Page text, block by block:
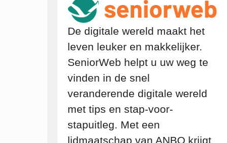
De digitale wereld maakt het
leven leuker en makkelijker.
SeniorWeb helpt u uw weg te
vinden in de snel
veranderende digitale wereld
met tips en stap-voor-
stapuitleg. Met een
lidmaatschap van ANBO krijgt